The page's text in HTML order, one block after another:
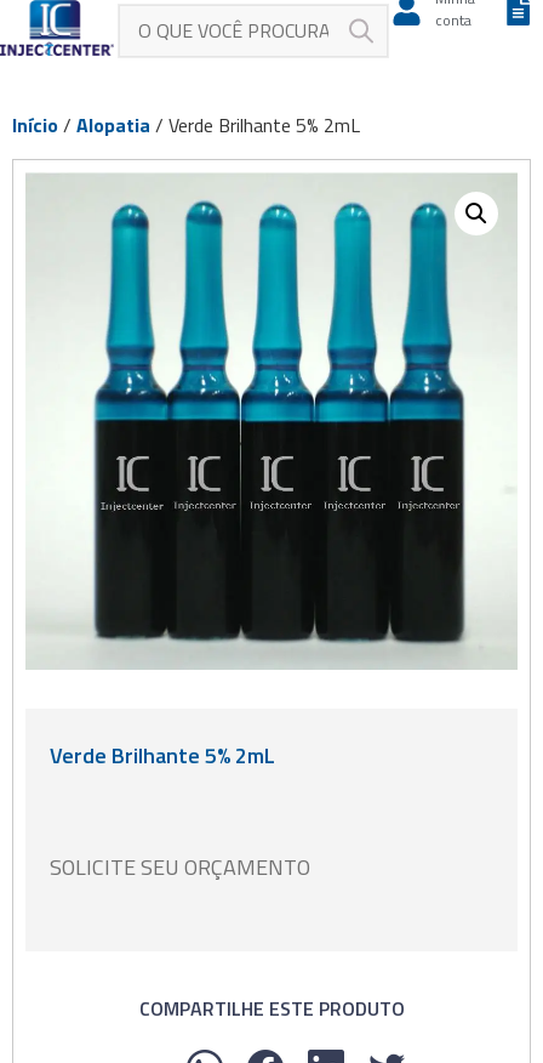
conta
Início/ Alopatia / Verde Brilhante 5% 2mL
Verde Brilhante 5% 2mL
SOLICITE SEU ORÇAMENTO
COMPARTILHE ESTE PRODUTO